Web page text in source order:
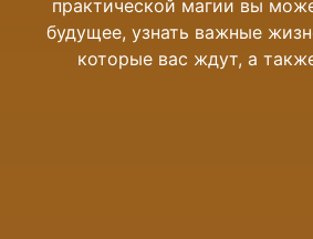
практической магии вы
будущее, узнать важные
которые вас ждут, а